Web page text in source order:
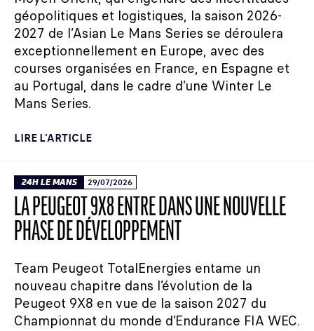
géopolitiques et logistiques, la saison 2026-
2027 de l’Asian Le Mans Series se déroulera
exceptionnellement en Europe, avec des
courses organisées en France, en Espagne et
au Portugal, dans le cadre d’une Winter Le
Mans Series.
LIRE L'ARTICLE
24H LE MANS 29/07/2026
LA PEUGEOT 9X8 ENTRE DANS UNE NOUVELLE
PHASE DE DÉVELOPPEMENT
Team Peugeot TotalEnergies entame un
nouveau chapitre dans l’évolution de la
Peugeot 9X8 en vue de la saison 2027 du
Championnat du monde d’Endurance FIA WEC.